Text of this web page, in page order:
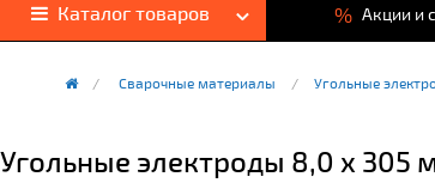
Каталог товаров % Акции и
Сварочные материалы Угольные
Угольные электроды 8,0 х 305